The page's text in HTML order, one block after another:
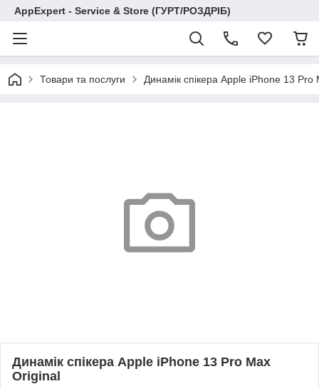
AppExpert - Service & Store (ГУРТ/РОЗДРІБ)
Товари та послуги Динамік спікера Apple iPhone 13 Pro
Динамік спікера Apple iPhone 13 Pro Max
Original